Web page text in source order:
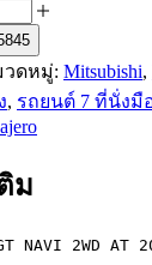
ดหมู่: Mitsubishi,
, รถยนต์ 7 ที่นั่งมื
ม
NAVI 2WD AT